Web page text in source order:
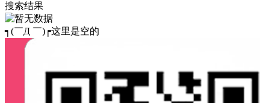
搜索结果
┑(￣Д ￣)┍这里是空的